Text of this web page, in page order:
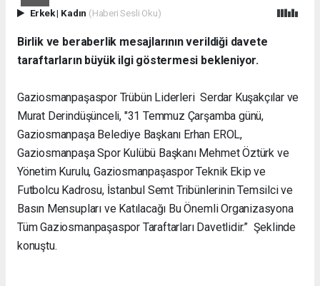
Erkek| Kadın (Haberi Sesli Oku)
Birlik ve beraberlik mesajlarının verildiği davete
taraftarların büyük ilgi göstermesi bekleniyor.
Gaziosmanpaşaspor Trübün Liderleri Serdar Kuşakçılar ve
Murat Derindüşünceli, "31 Temmuz Çarşamba günü,
Gaziosmanpaşa Belediye Başkanı Erhan EROL,
Gaziosmanpaşa Spor Kulübü Başkanı Mehmet Öztürk ve
Yönetim Kurulu, Gaziosmanpaşaspor Teknik Ekip ve
Futbolcu Kadrosu, İstanbul Semt Tribünlerinin Temsilci ve
Basın Mensupları ve Katılacağı Bu Önemli Organizasyona
Tüm Gaziosmanpaşaspor Taraftarları Davetlidir.” Şeklinde
konuştu.